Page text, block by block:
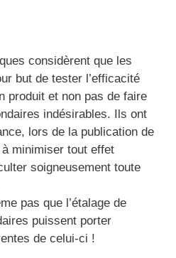
considèrent que les
but de tester l’efficacité
produit et non pas de faire
indésirables. Ils ont
lors de la publication de
minimiser tout effet
soigneusement toute
pas que l’étalage de
puissent porter
de celui-ci !